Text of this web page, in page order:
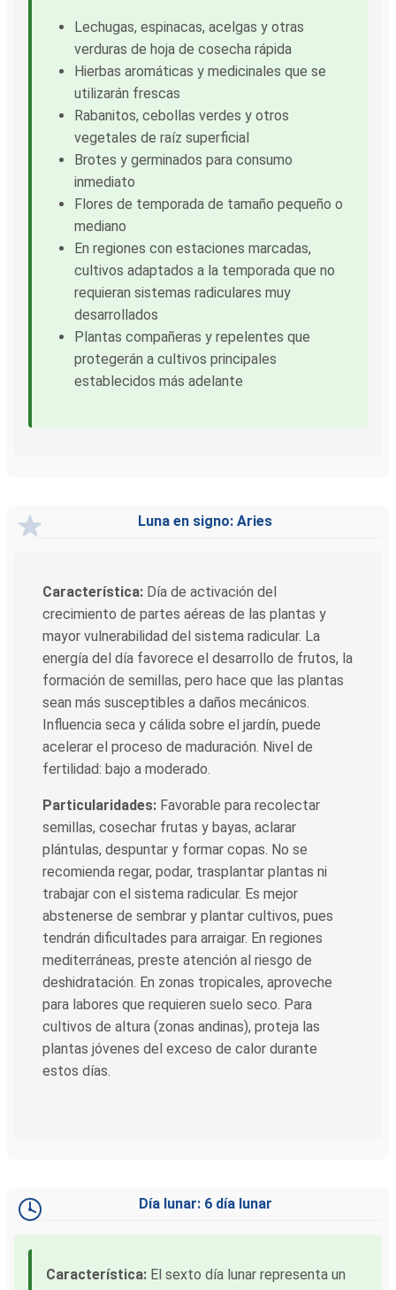
Lechugas, espinacas, acelgas y otras
verduras de hoja de cosecha rápida
Hierbas aromáticas y medicinales que se
utilizarán frescas
Rabanitos, cebollas verdes y otros
vegetales de raíz superficial
Brotes y germinados para consumo
inmediato
Flores de temporada de tamaño pequeño o
mediano
En regiones con estaciones marcadas,
cultivos adaptados a la temporada que no
requieran sistemas radiculares muy
desarrollados
Plantas compañeras y repelentes que
protegerán a cultivos principales
establecidos más adelante
Luna en signo: Aries
Característica: Día de activación del
crecimiento de partes aéreas de las plantas y
mayor vulnerabilidad del sistema radicular. La
energía del día favorece el desarrollo de frutos, la
formación de semillas, pero hace que las plantas
sean más susceptibles a daños mecánicos.
Influencia seca y cálida sobre el jardín, puede
acelerar el proceso de maduración. Nivel de
fertilidad: bajo a moderado.
Particularidades: Favorable para recolectar
semillas, cosechar frutas y bayas, aclarar
plántulas, despuntar y formar copas. No se
recomienda regar, podar, trasplantar plantas ni
trabajar con el sistema radicular. Es mejor
abstenerse de sembrar y plantar cultivos, pues
tendrán dificultades para arraigar. En regiones
mediterráneas, preste atención al riesgo de
deshidratación. En zonas tropicales, aproveche
para labores que requieren suelo seco. Para
cultivos de altura (zonas andinas), proteja las
plantas jóvenes del exceso de calor durante
estos días.
Día lunar: 6 día lunar
Característica: El sexto día lunar representa un